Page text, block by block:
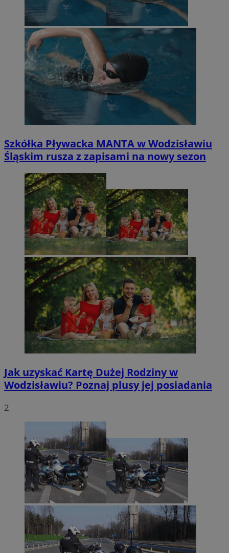
Szkółka Pływacka MANTA w Wodzisławiu
Śląskim rusza z zapisami na nowy sezon
Jak uzyskać Kartę Dużej Rodziny w
Wodzisławiu? Poznaj plusy jej posiadania
2